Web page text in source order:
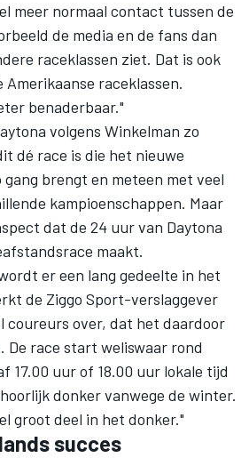
meer normaal contact tussen de
de media en de fans dan
raceklassen ziet. Dat is ook
raceklassen.
benaderbaar."
volgens Winkelman zo
dé race is die het nieuwe
brengt en meteen met veel
kampioenschappen. Maar
dat de 24 uur van Daytona
maakt.
er een lang gedeelte in het
de Ziggo Sport-verslaggever
coureurs over, dat het daardoor
De race start weliswaar rond
17.00 uur of 18.00 uur lokale tijd
donker vanwege de winter.
groot deel in het donker."
succes